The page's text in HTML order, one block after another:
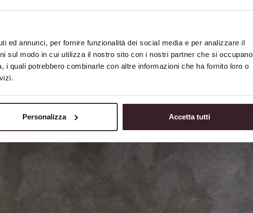
ed annunci, per fornire funzionalità dei social media e per analizzare il
sul modo in cui utilizza il nostro sito con i nostri partner che si occupano
i quali potrebbero combinarle con altre informazioni che ha fornito loro o
Personalizza Accetta tutti
Executive